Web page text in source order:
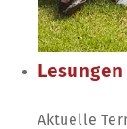
Aktuelle